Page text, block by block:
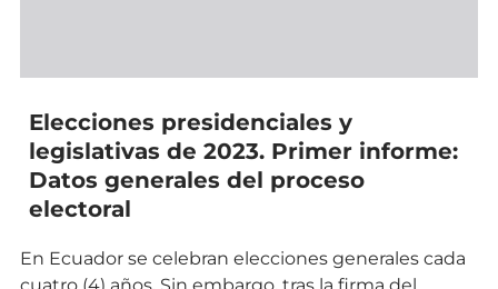
Elecciones presidenciales y
legislativas de 2023. Primer informe:
Datos generales del proceso
electoral
En Ecuador se celebran elecciones generales cada